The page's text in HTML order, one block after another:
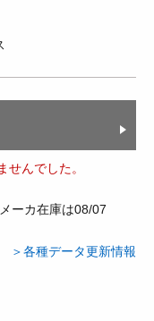
んでした。
ーカ在庫は08/07
＞各種データ更新情報